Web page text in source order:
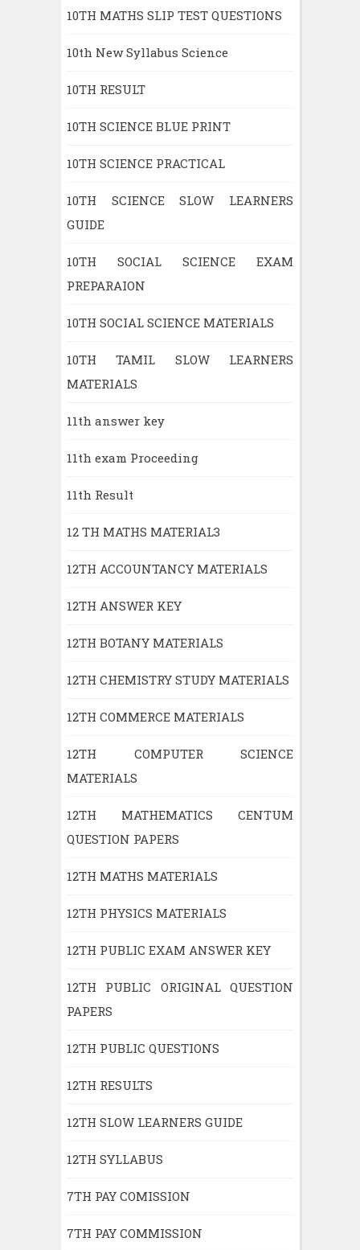
10TH MATHS SLIP TEST QUESTIONS
10th New Syllabus Science
10TH RESULT
10TH SCIENCE BLUE PRINT
10TH SCIENCE PRACTICAL
10TH SCIENCE SLOW LEARNERS
GUIDE
10TH SOCIAL SCIENCE EXAM
PREPARAION
10TH SOCIAL SCIENCE MATERIALS
10TH TAMIL SLOW LEARNERS
MATERIALS
11th answer key
11th exam Proceeding
11th Result
12 TH MATHS MATERIAL3
12TH ACCOUNTANCY MATERIALS
12TH ANSWER KEY
12TH BOTANY MATERIALS
12TH CHEMISTRY STUDY MATERIALS
12TH COMMERCE MATERIALS
12TH COMPUTER SCIENCE
MATERIALS
12TH MATHEMATICS CENTUM
QUESTION PAPERS
12TH MATHS MATERIALS
12TH PHYSICS MATERIALS
12TH PUBLIC EXAM ANSWER KEY
12TH PUBLIC ORIGINAL QUESTION
PAPERS
12TH PUBLIC QUESTIONS
12TH RESULTS
12TH SLOW LEARNERS GUIDE
12TH SYLLABUS
7TH PAY COMISSION
7TH PAY COMMISSION